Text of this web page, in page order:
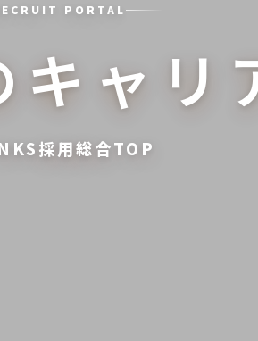
PORTAL
キャリ
採用総合TOP